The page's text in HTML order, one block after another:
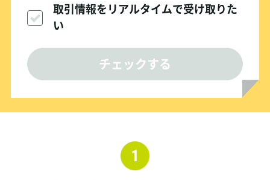
取引情報をリアルタイムで受け取りた
い
チェックする